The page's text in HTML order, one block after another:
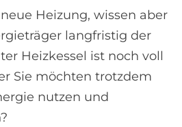
Heizung, wissen aber
langfristig der
Heizkessel ist noch voll
Sie möchten trotzdem
nutzen und